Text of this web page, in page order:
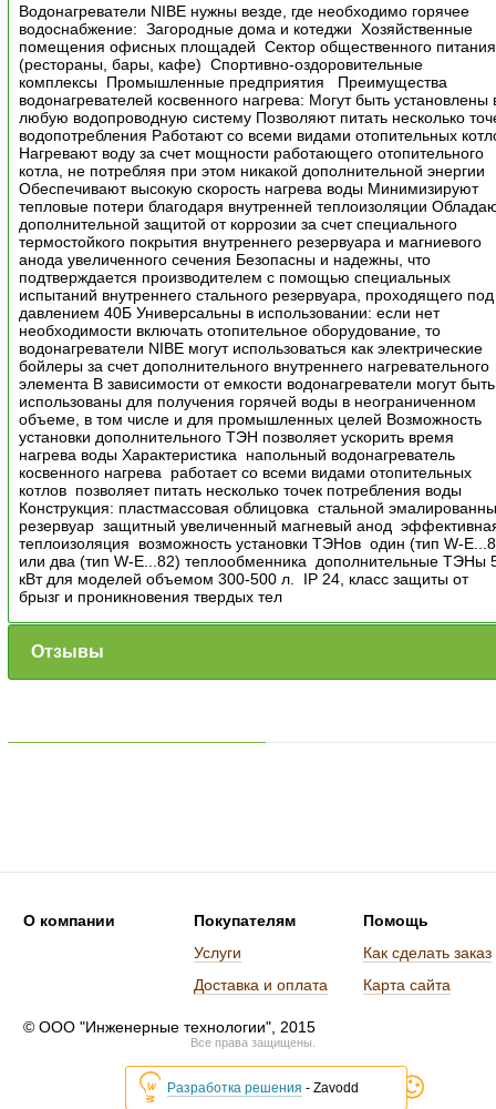
Водонагреватели NIBE нужны везде, где необходимо горячее
водоснабжение: Загородные дома и котеджи Хозяйственные
помещения офисных площадей Сектор общественного питания
(рестораны, бары, кафе) Спортивно-оздоровительные
комплексы Промышленные предприятия Преимущества
водонагревателей косвенного нагрева: Могут быть установлены
любую водопроводную систему Позволяют питать несколько
водопотребления Работают со всеми видами отопительных
Нагревают воду за счет мощности работающего отопительного
котла, не потребляя при этом никакой дополнительной энергии
Обеспечивают высокую скорость нагрева воды Минимизируют
тепловые потери благодаря внутренней теплоизоляции
дополнительной защитой от коррозии за счет специального
термостойкого покрытия внутреннего резервуара и магниевого
анода увеличенного сечения Безопасны и надежны, что
подтверждается производителем с помощью специальных
испытаний внутреннего стального резервуара, проходящего под
давлением 40Б Универсальны в использовании: если нет
необходимости включать отопительное оборудование, то
водонагреватели NIBE могут использоваться как электрические
бойлеры за счет дополнительного внутреннего нагревательного
элемента В зависимости от емкости водонагреватели могут быть
использованы для получения горячей воды в неограниченном
объеме, в том числе и для промышленных целей Возможность
установки дополнительного ТЭН позволяет ускорить время
нагрева воды Характеристика напольный водонагреватель
косвенного нагрева работает со всеми видами отопительных
котлов позволяет питать несколько точек потребления воды
Конструкция: пластмассовая облицовка стальной
резервуар защитный увеличенный магневый анод
теплоизоляция возможность установки ТЭНов один (тип W-
или два (тип W-E...82) теплообменника дополнительные ТЭНы
кВт для моделей объемом 300-500 л. IP 24, класс защиты от
брызг и проникновения твердых тел
Отзывы
О компании
Покупателям
Услуги
Доставка и оплата
Помощь
Как сделать заказ
Карта сайта
© ООО "Инженерные технологии", 2015
Все права защищены.
Разработка решения - Zavodd